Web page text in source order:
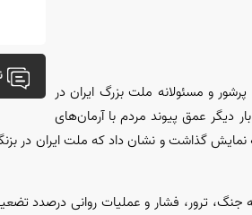
و مسئولانه ملت بزرگ ایران در
دیگر عمق پیوند مردم با آرمان‌های
نمایش گذاشت و نشان داد که ملت ایران در
ترور، فشار و عملیات روانی درصدد